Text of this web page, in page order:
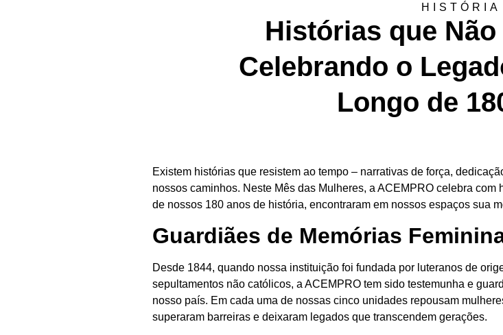
HISTÓRIA
Histórias que
Celebrando o
Longo de
Existem histórias que resistem ao tempo – narrativas de força,
nossos caminhos. Neste Mês das Mulheres, a ACEMPRO celebra
de nossos 180 anos de história, encontraram em nossos espaços sua
Guardiães de Memórias
Desde 1844, quando nossa instituição foi fundada por luteranos de
sepultamentos não católicos, a ACEMPRO tem sido testemunha e
nosso país. Em cada uma de nossas cinco unidades repousam
superaram barreiras e deixaram legados que transcendem gerações.